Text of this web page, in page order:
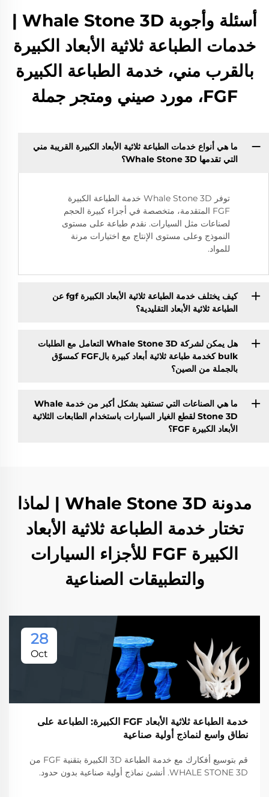
أسئلة وأجوبة Whale Stone 3D |
خدمات الطباعة ثلاثية الأبعاد الكبيرة
بالقرب مني، خدمة الطباعة الكبيرة
FGF، مورد صيني ومتجر جملة
ما هي أنواع خدمات الطباعة ثلاثية الأبعاد الكبيرة القريبة مني
التي تقدمها Whale Stone 3D؟
توفر Whale Stone 3D خدمة الطباعة الكبيرة
FGF المتقدمة، متخصصة في أجزاء كبيرة الحجم
لصناعات مثل السيارات. نقدم طباعة على مستوى
النموذج وعلى مستوى الإنتاج مع اختيارات مرنة
للمواد.
كيف يختلف خدمة الطباعة ثلاثية الأبعاد الكبيرة fgf عن
الطباعة ثلاثية الأبعاد التقليدية؟
هل يمكن لشركة Whale Stone 3D التعامل مع الطلبات
bulk كخدمة طباعة ثلاثية أبعاد كبيرة بالFGF كمسوّق
بالجملة من الصين؟
ما هي الصناعات التي تستفيد بشكل أكبر من خدمة Whale
Stone 3D لقطع الغيار السيارات باستخدام الطابعات الثلاثية
الأبعاد الكبيرة FGF؟
مدونة Whale Stone 3D | لماذا
تختار خدمة الطباعة ثلاثية الأبعاد
الكبيرة FGF للأجزاء السيارات
والتطبيقات الصناعية
28
Oct
خدمة الطباعة ثلاثية الأبعاد FGF الكبيرة: الطباعة على
نطاق واسع لنماذج أولية صناعية
قم بتوسيع أفكارك مع خدمة الطباعة 3D الكبيرة بتقنية FGF من
WHALE STONE 3D. أنشئ نماذج أولية صناعية بدون حدود.